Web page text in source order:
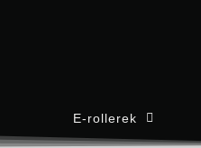
E-rollerek